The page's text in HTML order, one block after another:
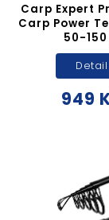
Carp Expert
Carp Power
50-150
949
Detail